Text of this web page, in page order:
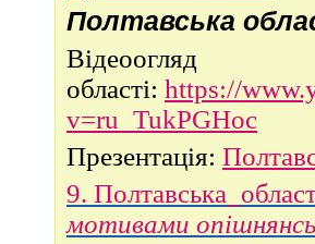
Полтавська
Відеоогляд
області: https://
v=ru_TukPGHoc
Презентація:
9.
мотивами